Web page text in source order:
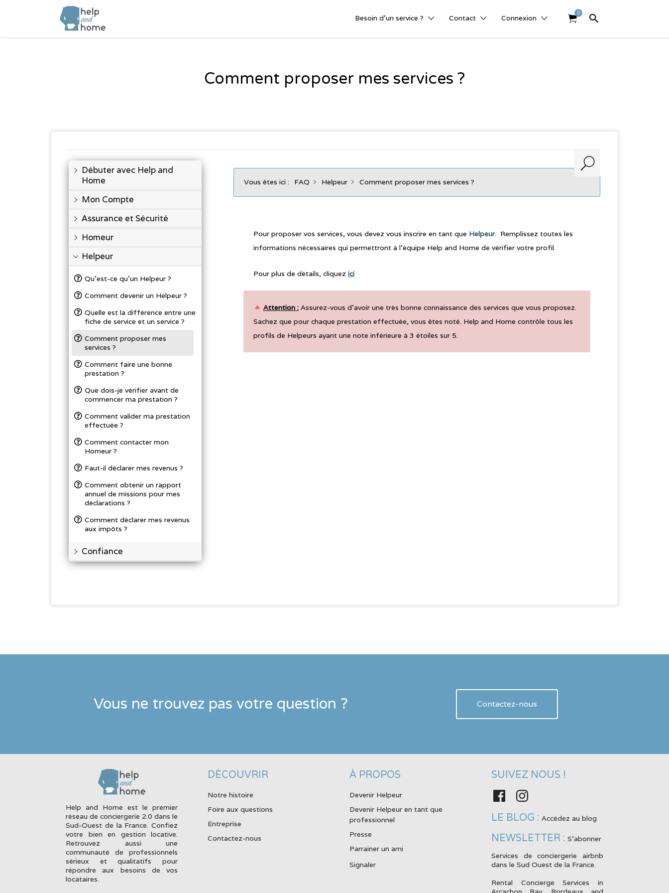
Besoin d’un service ? Contact Connexion
0
Rechercher:
Comment proposer mes services ?
Vous êtes ici : FAQ Helpeur Comment proposer mes services ?
Pour proposer vos services, vous devez vous inscrire en tant que Helpeur. Remplissez toutes les
informations nécessaires qui permettront à l’équipe Help and Home de vérifier votre profil.
Pour plus de détails, cliquezici
Attention : Assurez-vous d'avoir une très bonne connaissance des services que vous proposez.
Sachez que pour chaque prestation effectuée, vous êtes noté. Help and Home contrôle tous les
profils de Helpeurs ayant une note inférieure à 3 étoiles sur 5.
Débuter avec Help and
Home
Mon Compte
Assurance et Sécurité
Homeur
Helpeur
Qu’est-ce qu’un Helpeur ?
Comment devenir un Helpeur ?
Quelle est la différence entre une
fiche de service et un service ?
Comment proposer mes
services ?
Comment faire une bonne
prestation ?
Que dois-je vérifier avant de
commencer ma prestation ?
Comment valider ma prestation
effectuée ?
Comment contacter mon
Homeur ?
Faut-il déclarer mes revenus ?
Comment obtenir un rapport
annuel de missions pour mes
déclarations ?
Comment déclarer mes revenus
aux impôts ?
Confiance
Vous ne trouvez pas votre question ? Contactez-nous
Help and Home est le premier
réseau de conciergerie 2.0 dans le
Sud-Ouest de la France. Confiez
votre bien en gestion locative.
Retrouvez aussi une
communauté de professionnels
sérieux et qualitatifs pour
répondre aux besoins de vos
locataires.
DÉCOUVRIR
Notre histoire
Foire aux questions
Entreprise
Contactez-nous
À PROPOS
Devenir Helpeur
Devenir Helpeur en tant que
professionnel
Presse
Parrainer un ami
Signaler
SUIVEZ NOUS !
FacebookInstagram
LE BLOG : Accédez au blog
NEWSLETTER : S'abonner
Services de conciergerie airbnb
dans le Sud Ouest de la France.
Rental Concierge Services in